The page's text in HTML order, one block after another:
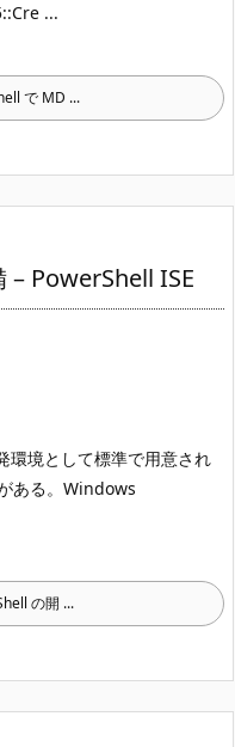
...
で MD ...
– PowerShell ISE
環境として標準で用意され
る。 Windows
の開 ...